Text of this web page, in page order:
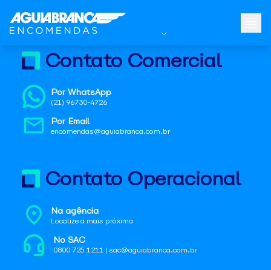
Contato Comercial
Por WhatsApp
(21) 96730-4726
Por Email
encomendas@aguiabranca.com.br
Contato Operacional
Na agência
Localize a mais próxima
No SAC
0800 725 1211 | sac@aguiabranca.com.br